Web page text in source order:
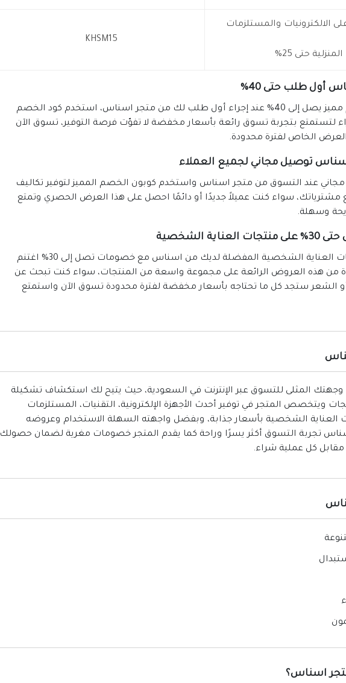
الالكترونيات والمستلزمات
المنزلية حتى 25%
KHSM15
أول طلب حتى 40%
احصل على خصم مميز يصل إلى 40% عند إجراء أول طلب لك من متجر اسناس، استخدم كود الخصم
لتستمتع بتجربة تسوق رائعة بأسعار مخفضة لا تفوّت فرصة التوفير، تسوق الآن
الخاص لفترة محدودة.
توصيل مجاني لجميع العملاء
عند التسوق من متجر اسناس واستخدم كوبون الخصم المميز لتوفير تكاليف
سواء كنت عميلاً جديدًا أو دائمًا احصل على هذا العرض الحصري وتمتع
وسهلة.
الشخصية
احصل على منتجات العناية الشخصية المفضلة لديك من اسناس مع خصومات تصل إلى 30% اغتنم
من هذه العروض الرائعة على مجموعة واسعة من المنتجات، سواء كنت تبحث عن
أو الشعر ستجد كل ما تحتاجه بأسعار مخفضة لفترة محدودة تسوق الآن واستمتع
المثلى للتسوق عبر الإنترنت في السعودية، حيث يتيح لك استكشاف تشكيلة
ويتخصص المتجر في توفير أحدث الأجهزة الإلكترونية، التقنيات، المستلزمات
العناية الشخصية بأسعار جذابة، وبفضل واجهته السهلة الاستخدام وعروضه
تجربة التسوق أكثر يسرًا وراحة كما يقدم المتجر خصومات مغرية لضمان حصولك
كل عملية شراء.
اسناس؟